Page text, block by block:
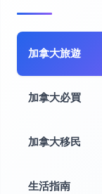
加拿大旅遊​
加拿大必買
加拿大移民
生活指南